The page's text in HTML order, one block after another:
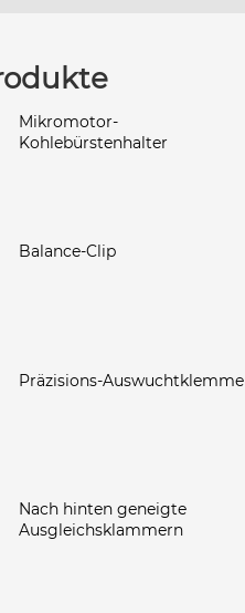
Mikromotor-
Kohlebürstenhalter
Balance-Clip
Präzisions-Auswuchtklemme
Nach hinten geneigte
Ausgleichsklammern